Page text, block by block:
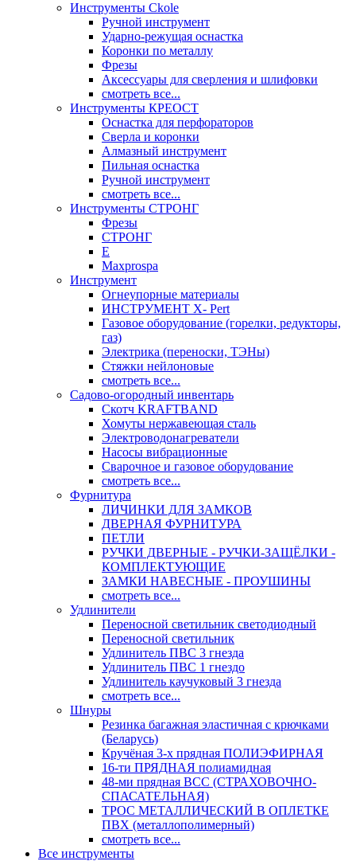
Инструменты Ckole
Ручной инструмент
Ударно‑режущая оснастка
Коронки по металлу
Фрезы
Аксессуары для сверления и шлифовки
смотреть все...
Инструменты КРЕОСТ
Оснастка для перфораторов
Сверла и коронки
Алмазный инструмент
Пильная оснастка
Ручной инструмент
смотреть все...
Инструменты СТРОНГ
Фрезы
СТРОНГ
Е
Maxprospa
Инструмент
Огнеупорные материалы
ИНСТРУМЕНТ X- Pert
Газовое оборудование (горелки, редукторы,
газ)
Электрика (переноски, ТЭНы)
Стяжки нейлоновые
смотреть все...
Садово-огородный инвентарь
Скотч KRAFTBAND
Хомуты нержавеющая сталь
Электроводонагреватели
Насосы вибрационные
Сварочное и газовое оборудование
смотреть все...
Фурнитура
ЛИЧИНКИ ДЛЯ ЗАМКОВ
ДВЕРНАЯ ФУРНИТУРА
ПЕТЛИ
РУЧКИ ДВЕРНЫЕ - РУЧКИ-ЗАЩЁЛКИ -
КОМПЛЕКТУЮЩИЕ
ЗАМКИ НАВЕСНЫЕ - ПРОУШИНЫ
смотреть все...
Удлинители
Переносной светильник светодиодный
Переносной светильник
Удлинитель ПВС 3 гнезда
Удлинитель ПВС 1 гнездо
Удлинитель каучуковый 3 гнезда
смотреть все...
Шнуры
Резинка багажная эластичная с крючками
(Беларусь)
Кручёная 3-х прядная ПОЛИЭФИРНАЯ
16-ти ПРЯДНАЯ полиамидная
48-ми прядная ВСС (СТРАХОВОЧНО-
СПАСАТЕЛЬНАЯ)
ТРОС МЕТАЛЛИЧЕСКИЙ В ОПЛЕТКЕ
ПВХ (металлополимерный)
смотреть все...
Все инструменты